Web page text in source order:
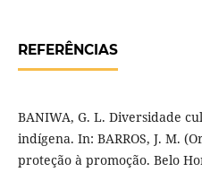
REFERÊNCIAS
BANIWA, G. L. Diversidade
indígena. In: BARROS, J. M.
proteção à promoção. Belo